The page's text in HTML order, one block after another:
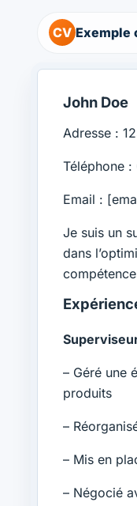
CV Exemple
John Doe
Adresse :
Téléphone
Email :
Je suis un
dans
– Géré une
produits
–
– Mis en
– Négocié